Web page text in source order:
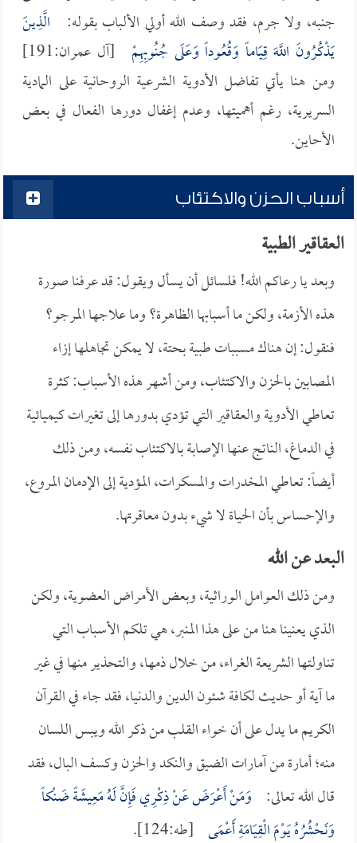
جنبه، ولا جرم، فقد وصف الله أولي الألباب بقوله: الَّذِينَ
يَذْكُرُونَ اللَّهَ قِيَاماً وَقُعُوداً وَعَلَى جُنُوبِهِمْ
[آل عمران:191]
ومن هنا يأتي تفاضل الأدوية الشرعية الروحانية على المادية
السريرية، رغم أهميتها، وعدم إغفال دورها الفعال في بعض
الأحاين.
أسباب الحزن والاكتئاب
العقاقير الطبية
وبعد يا رعاكم الله! فلسائل أن يسأل ويقول: قد عرفنا صورة
هذه الأزمة، ولكن ما أسبابها الظاهرة؟ وما علاجها المرجو؟
فنقول: إن هناك مسببات طبية بحتة، لا يمكن تجاهلها إزاء
المصابين بالحزن والاكتئاب، ومن أشهر هذه الأسباب: كثرة
تعاطي الأدوية والعقاقير التي تؤدي بدورها إلى تغيرات كيميائية
في الدماغ، الناتج عنها الإصابة بالاكتئاب نفسه، ومن ذلك
أيضاً: تعاطي المخدرات والمسكرات، المؤدية إلى الإدمان المروع،
والإحساس بأن الحياة لا شيء بدون معاقرتها.
البعد عن الله
ومن ذلك العوامل الوراثية، وبعض الأمراض العضوية، ولكن
الذي يعنينا هنا من على هذا المنبر، هي تلكم الأسباب التي
تناولتها الشريعة الغراء، من خلال ذمها، والتحذير منها في غير
ما آية أو حديث لكافة شئون الدين والدنيا، فقد جاء في القرآن
الكريم ما يدل على أن خواء القلب من ذكر الله ويبس اللسان
منه؛ أمارة من آمارات الضيق والنكد والحزن وكسف البال، فقد
قال الله تعالى: وَمَنْ أَعْرَضَ عَنْ ذِكْرِي فَإِنَّ لَهُ مَعِيشَةً ضَنْكاً
وَنَحْشُرُهُ يَوْمَ الْقِيَامَةِ أَعْمَى [طه:124].